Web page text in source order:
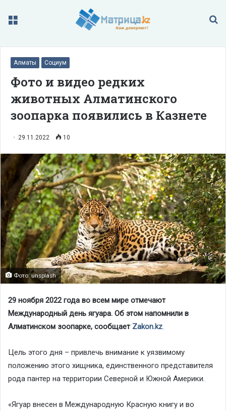
Меню
Алматы Социум
Фото и видео редких
животных Алматинского
зоопарка появились в Казнете
29.11.2022 10
Фото: unsplash
29 ноября 2022 года во всем мире отмечают
Международный день ягуара. Об этом напомнили в
Алматинском зоопарке, сообщаетZakon.kz.
Цель этого дня – привлечь внимание к уязвимому
положению этого хищника, единственного представителя
рода пантер на территории Северной и Южной Америки.
«Ягуар внесен в Международную Красную книгу и во